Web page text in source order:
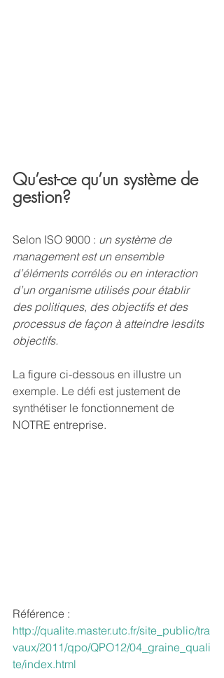
Qu’est-ce qu’un système de
gestion?
Selon ISO 9000 : un système de
management est un ensemble
d’éléments corrélés ou en interaction
d’un organisme utilisés pour établir
des politiques, des objectifs et des
processus de façon à atteindre lesdits
objectifs.
La figure ci-dessous en illustre un
exemple. Le défi est justement de
synthétiser le fonctionnement de
NOTRE entreprise.
Référence :
http://qualite.master.utc.fr/site_public/tra
vaux/2011/qpo/QPO12/04_graine_quali
te/index.html